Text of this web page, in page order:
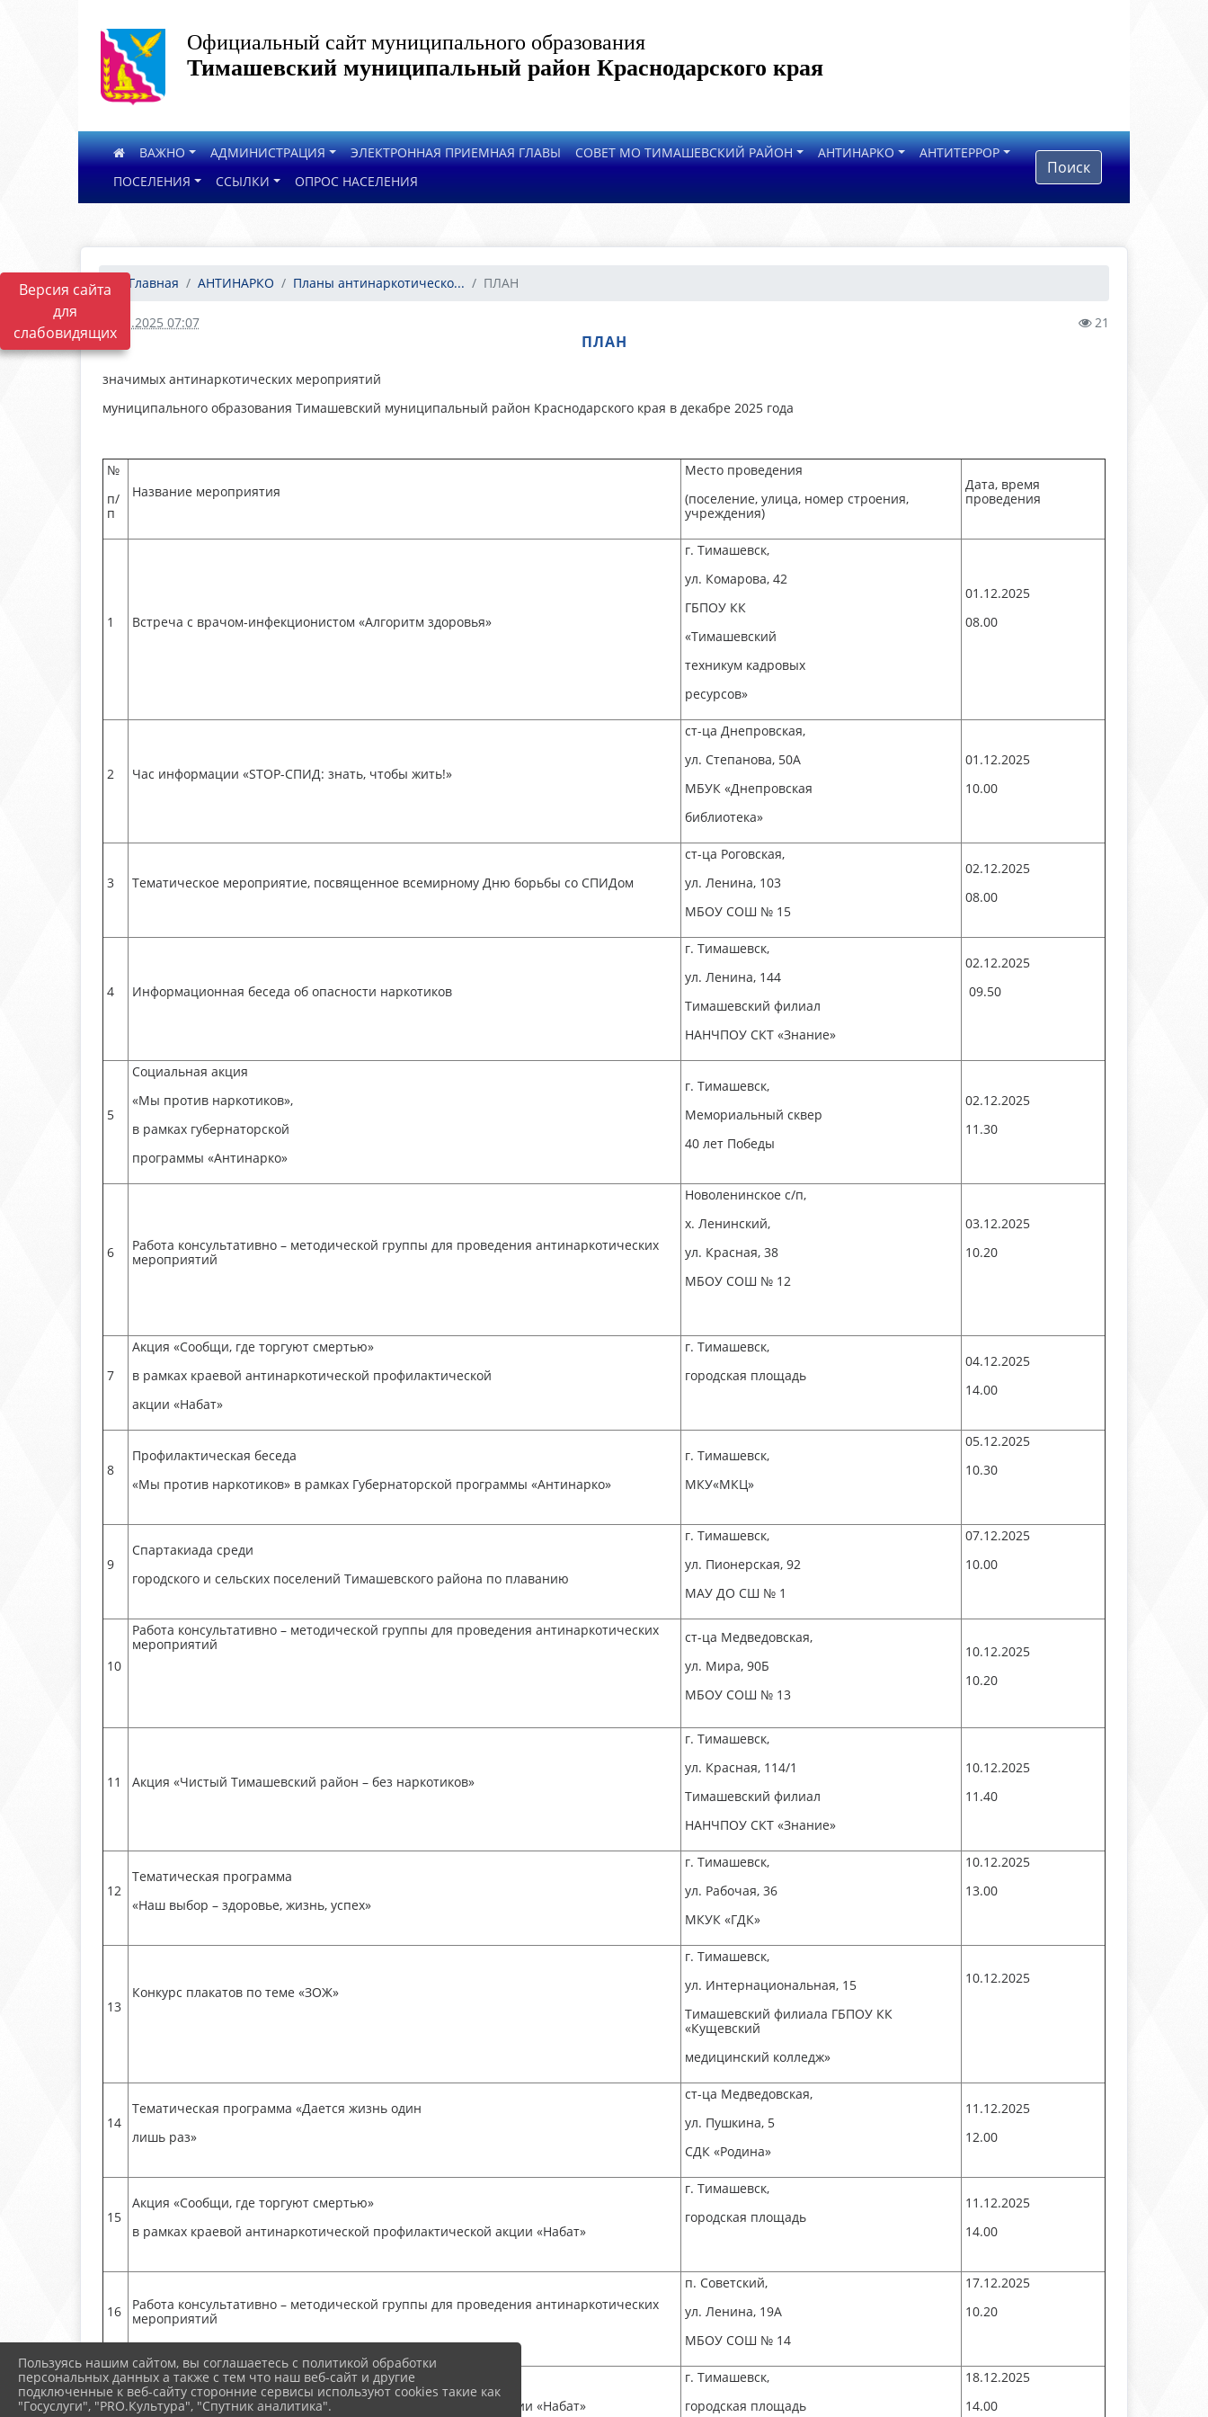
Версия сайта
для
слабовидящих
Официальный сайт муниципального образования
Тимашевский муниципальный район Краснодарского края
ВАЖНО АДМИНИСТРАЦИЯ ЭЛЕКТРОННАЯ ПРИЕМНАЯ ГЛАВЫ СОВЕТ МО ТИМАШЕВСКИЙ РАЙОН АНТИНАРКО
АНТИТЕРРОР
ПОСЕЛЕНИЯ
ССЫЛКИ ОПРОС НАСЕЛЕНИЯ
Поиск
Главная АНТИНАРКО Планы антинаркотическо... ПЛАН
24.11.2025 07:07 21
ПЛАН
значимых антинаркотических мероприятий
муниципального образования Тимашевский муниципальный район Краснодарского края в декабре 2025 года
№
п/
п
Название мероприятия
Место проведения
(поселение, улица, номер строения,
учреждения)
Дата, время
проведения
1 Встреча с врачом-инфекционистом «Алгоритм здоровья»
г. Тимашевск,
ул. Комарова, 42
ГБПОУ КК
«Тимашевский
техникум кадровых
ресурсов»
01.12.2025
08.00
2 Час информации «SТОP-СПИД: знать, чтобы жить!»
ст-ца Днепровская,
ул. Степанова, 50А
МБУК «Днепровская
библиотека»
01.12.2025
10.00
3 Тематическое мероприятие, посвященное всемирному Дню борьбы со СПИДом
ст-ца Роговская,
ул. Ленина, 103
МБОУ СОШ № 15
02.12.2025
08.00
4 Информационная беседа об опасности наркотиков
г. Тимашевск,
ул. Ленина, 144
Тимашевский филиал
НАНЧПОУ СКТ «Знание»
02.12.2025
09.50
5
Социальная акция
«Мы против наркотиков»,
в рамках губернаторской
программы «Антинарко»
г. Тимашевск,
Мемориальный сквер
40 лет Победы
02.12.2025
11.30
6
Работа консультативно – методической группы для проведения антинаркотических
мероприятий
Новоленинское с/п,
х. Ленинский,
ул. Красная, 38
МБОУ СОШ № 12
03.12.2025
10.20
7
Акция «Сообщи, где торгуют смертью»
в рамках краевой антинаркотической профилактической
акции «Набат»
г. Тимашевск,
городская площадь
04.12.2025
14.00
8
Профилактическая беседа
«Мы против наркотиков» в рамках Губернаторской программы «Антинарко»
г. Тимашевск,
МКУ«МКЦ»
05.12.2025
10.30
9
Спартакиада среди
городского и сельских поселений Тимашевского района по плаванию
г. Тимашевск,
ул. Пионерская, 92
МАУ ДО СШ № 1
07.12.2025
10.00
10
Работа консультативно – методической группы для проведения антинаркотических
мероприятий
ст-ца Медведовская,
ул. Мира, 90Б
МБОУ СОШ № 13
10.12.2025
10.20
11 Акция «Чистый Тимашевский район – без наркотиков»
г. Тимашевск,
ул. Красная, 114/1
Тимашевский филиал
НАНЧПОУ СКТ «Знание»
10.12.2025
11.40
12
Тематическая программа
«Наш выбор – здоровье, жизнь, успех»
г. Тимашевск,
ул. Рабочая, 36
МКУК «ГДК»
10.12.2025
13.00
13
Конкурс плакатов по теме «ЗОЖ»
г. Тимашевск,
ул. Интернациональная, 15
Тимашевский филиала ГБПОУ КК
«Кущевский
медицинский колледж»
10.12.2025
14
Тематическая программа «Дается жизнь один
лишь раз»
ст-ца Медведовская,
ул. Пушкина, 5
СДК «Родина»
11.12.2025
12.00
15
Акция «Сообщи, где торгуют смертью»
в рамках краевой антинаркотической профилактической акции «Набат»
г. Тимашевск,
городская площадь
11.12.2025
14.00
16
Работа консультативно – методической группы для проведения антинаркотических
мероприятий
п. Советский,
ул. Ленина, 19А
МБОУ СОШ № 14
17.12.2025
10.20
17
Акция «Сообщи где торгуют смертью»
в рамках краевой антинаркотической профилактической акции «Набат»
г. Тимашевск,
городская площадь
18.12.2025
14.00
Пользуясь нашим сайтом, вы соглашаетесь с политикой обработки
персональных данных а также с тем что наш веб-сайт и другие
подключенные к веб-сайту сторонние сервисы используют cookies такие как
"Госуслуги", "PRO.Культура", "Спутник аналитика".